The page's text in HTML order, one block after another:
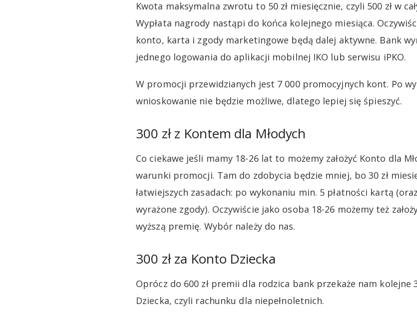
Kwota maksymalna zwrotu to 50 zł miesięcznie, czyli 500 zł w
Wypłata nagrody nastąpi do końca kolejnego miesiąca.
konto, karta i zgody marketingowe będą dalej aktywne. Bank
jednego logowania do aplikacji mobilnej IKO lub serwisu iPKO.
W promocji przewidzianych jest 7 000 promocyjnych kont. Po
wnioskowanie nie będzie możliwe, dlatego lepiej się śpieszyć.
300 zł z Kontem dla Młodych
Co ciekawe jeśli mamy 18-26 lat to możemy założyć Konto dla
warunki promocji. Tam do zdobycia będzie mniej, bo 30 zł
łatwiejszych zasadach: po wykonaniu min. 5 płatności kartą
wyrażone zgody). Oczywiście jako osoba 18-26 możemy też
wyższą premię. Wybór należy do nas.
300 zł za Konto Dziecka
Oprócz do 600 zł premii dla rodzica bank przekaże nam kolejne
Dziecka, czyli rachunku dla niepełnoletnich.